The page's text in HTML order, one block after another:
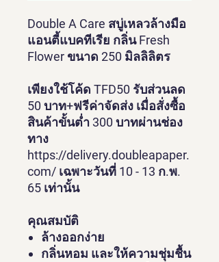
Double A Care สบู่เหลวล้างมือ
แอนตี้แบคทีเรีย กลิ่น Fresh
Flower ขนาด 250 มิลลิลิตร
เพียงใช้โค้ด TFD50 รับส่วนลด
50 บาท+ฟรีค่าจัดส่ง เมื่อสั่งซื้อ
สินค้าขั้นต่ำ 300 บาทผ่านช่อง
ทาง
https://delivery.doubleapaper.
com/ เฉพาะวันที่ 10 - 13 ก.พ.
65 เท่านั้น
คุณสมบัติ
ล้างออกง่าย
กลิ่นหอม และให้ความชุ่มชื้น